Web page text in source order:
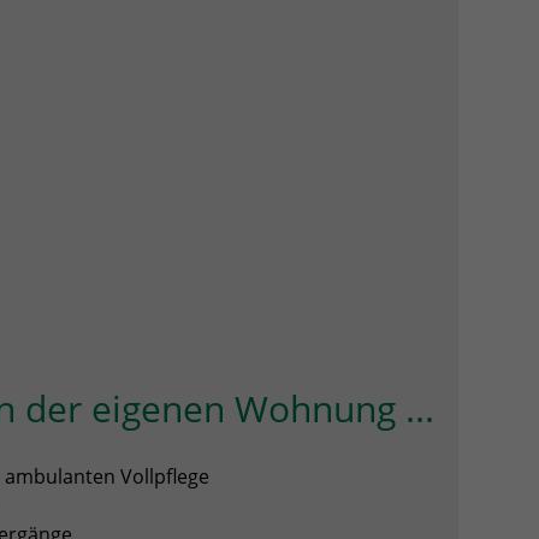
der eigenen Wohnung ...
Vollpflege